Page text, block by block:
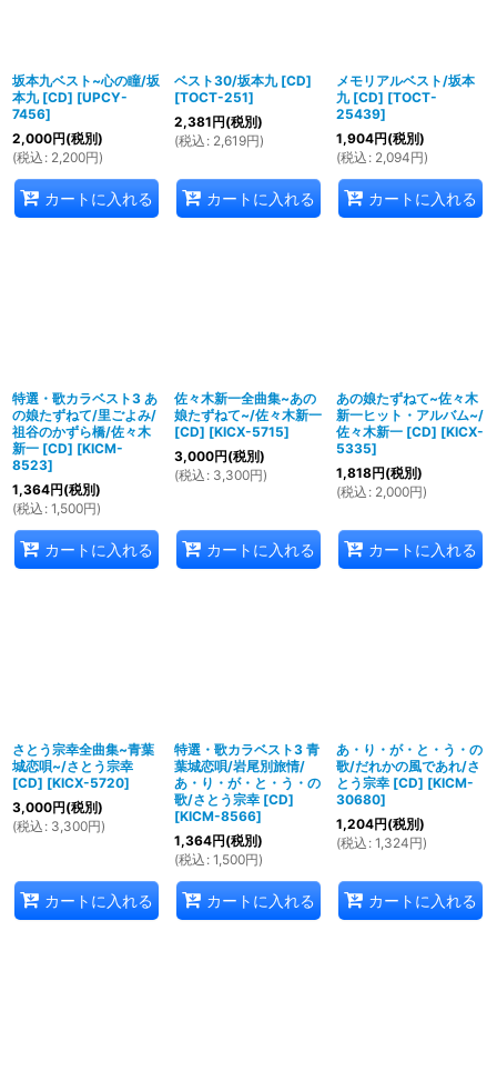
坂本九ベスト~心の瞳/坂
本九 [CD] [UPCY-
7456]
2,000円(税別)
(税込 : 2,200円)
カートに入れる
ベスト30/坂本九 [CD]
[TOCT-251]
2,381円(税別)
(税込 : 2,619円)
カートに入れる
メモリアルベスト/坂本
九 [CD] [TOCT-
25439]
1,904円(税別)
(税込 : 2,094円)
カートに入れる
特選・歌カラベスト3 あ
の娘たずねて/里ごよみ/
祖谷のかずら橋/佐々木
新一 [CD] [KICM-
8523]
1,364円(税別)
(税込 : 1,500円)
カートに入れる
佐々木新一全曲集~あの
娘たずねて~/佐々木新一
[CD] [KICX-5715]
3,000円(税別)
(税込 : 3,300円)
カートに入れる
あの娘たずねて~佐々木
新一ヒット・アルバム~/
佐々木新一 [CD] [KICX-
5335]
1,818円(税別)
(税込 : 2,000円)
カートに入れる
さとう宗幸全曲集~青葉
城恋唄~/さとう宗幸
[CD] [KICX-5720]
3,000円(税別)
(税込 : 3,300円)
カートに入れる
特選・歌カラベスト3 青
葉城恋唄/岩尾別旅情/
あ・り・が・と・う・の
歌/さとう宗幸 [CD]
[KICM-8566]
1,364円(税別)
(税込 : 1,500円)
カートに入れる
あ・り・が・と・う・の
歌/だれかの風であれ/さ
とう宗幸 [CD] [KICM-
30680]
1,204円(税別)
(税込 : 1,324円)
カートに入れる